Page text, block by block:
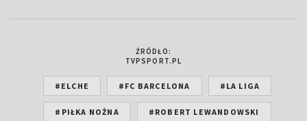
ŹRÓDŁO:
TVPSPORT.PL
#ELCHE #FC BARCELONA #LA LIGA
#PIŁKA NOŻNA #ROBERT LEWANDOWSKI